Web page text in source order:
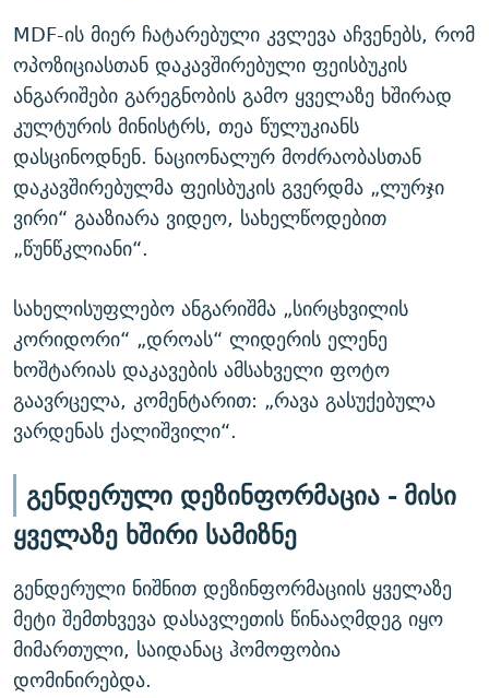
MDF-ის მიერ ჩატარებული კვლევა აჩვენებს, რომ
ოპოზიციასთან დაკავშირებული ფეისბუკის
ანგარიშები გარეგნობის გამო ყველაზე ხშირად
კულტურის მინისტრს, თეა წულუკიანს
დასცინოდნენ. ნაციონალურ მოძრაობასთან
დაკავშირებულმა ფეისბუკის გვერდმა „ლურჯი
ვირი“ გააზიარა ვიდეო, სახელწოდებით
„წუნწკლიანი“.
სახელისუფლებო ანგარიშმა „სირცხვილის
კორიდორი“ „დროას“ ლიდერის ელენე
ხოშტარიას დაკავების ამსახველი ფოტო
გაავრცელა, კომენტარით: „რავა გასუქებულა
ვარდენას ქალიშვილი“.
გენდერული დეზინფორმაცია - მისი
ყველაზე ხშირი სამიზნე
გენდერული ნიშნით დეზინფორმაციის ყველაზე
მეტი შემთხვევა დასავლეთის წინააღმდეგ იყო
მიმართული, საიდანაც ჰომოფობია
დომინირებდა.